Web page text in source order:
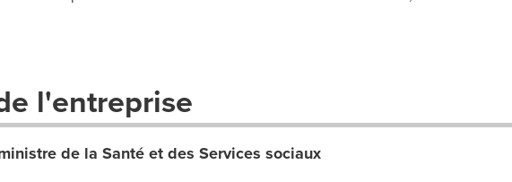
l'entreprise
de la Santé et des Services sociaux